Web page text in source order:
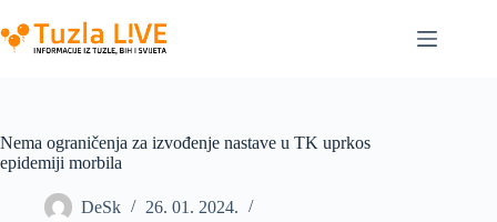
to
content
Nema ograničenja za izvođenje nastave u TK uprkos
epidemiji morbila
DeSk
26. 01. 2024.